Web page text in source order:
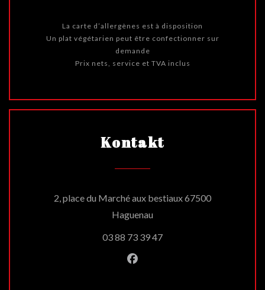
La carte d’allergènes est à disposition
Un plat végétarien peut être confectionner sur
demande
Prix nets, service et TVA inclus
Kontakt
2, place du Marché aux bestiaux 67500
Haguenau
03 88 73 39 47
Facebook ((öffnet ein